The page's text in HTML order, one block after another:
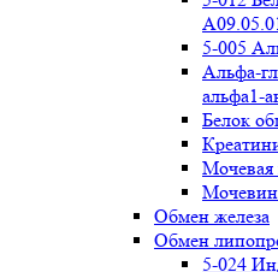
5-005
Альфа-
альфа1-
Белок
Мочевая
Обмен железа
Обмен
5-024